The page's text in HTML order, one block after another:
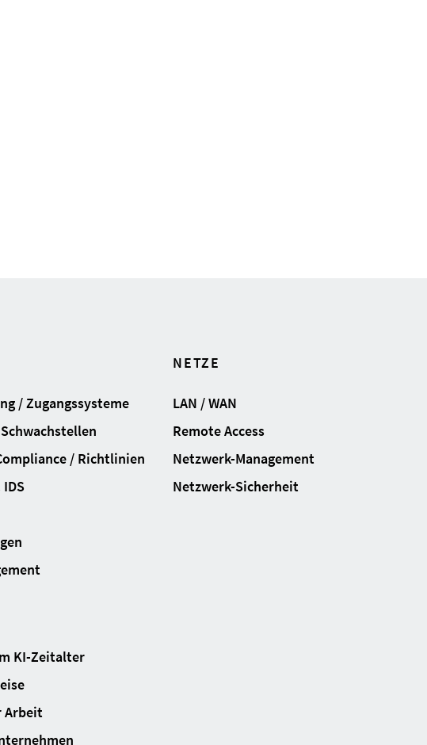
/ Zugangssysteme
/ Richtlinien
NETZE
LAN / WAN
Remote Access
Netzwerk-Management
Netzwerk-Sicherheit
KI-Zeitalter
Arbeit